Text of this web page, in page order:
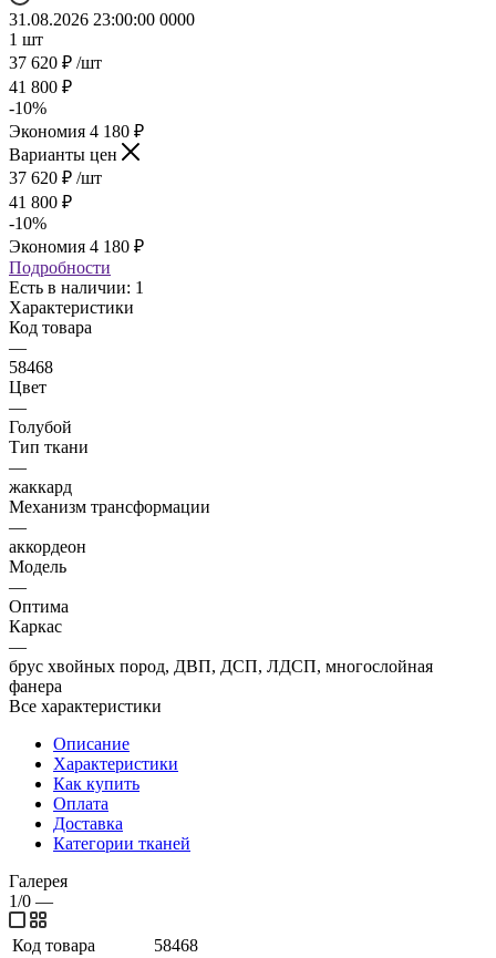
31.08.2026 23:00:00 0000
1 шт
37 620 ₽ /шт
41 800 ₽
-10%
Экономия 4 180 ₽
Варианты цен
37 620 ₽ /шт
41 800 ₽
-10%
Экономия 4 180 ₽
Подробности
Есть в наличии: 1
Характеристики
Код товара
—
58468
Цвет
—
Голубой
Тип ткани
—
жаккард
Механизм трансформации
—
аккордеон
Модель
—
Оптима
Каркас
—
брус хвойных пород, ДВП, ДСП, ЛДСП, многослойная
фанера
Все характеристики
Описание
Характеристики
Как купить
Оплата
Доставка
Категории тканей
Галерея
1/0 —
Код товара
58468